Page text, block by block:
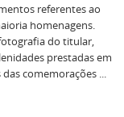
referentes ao
homenagens.
do titular,
prestadas em
comemorações ...